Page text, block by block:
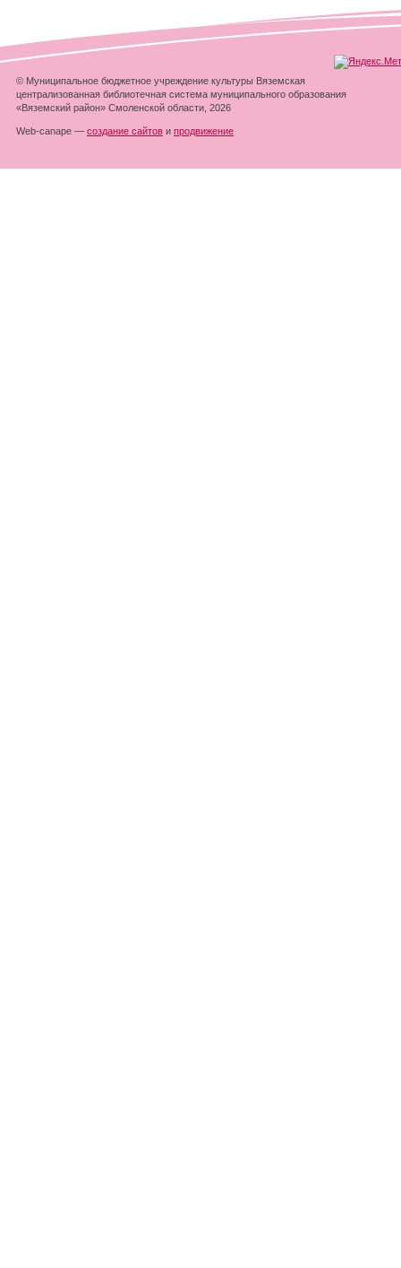
© Муниципальное бюджетное учреждение культуры Вяземская
централизованная библиотечная система муниципального образования
«Вяземский район» Смоленской области, 2026
Web-canape — создание сайтов и продвижение